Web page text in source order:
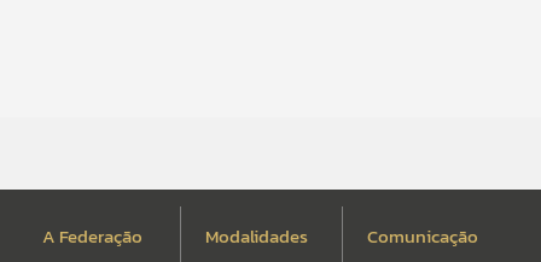
A Federação Modalidades Comunicação